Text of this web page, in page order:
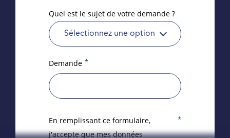
Quel est le sujet de votre demande ?
Sélectionnez une option
Demande *
En remplissant ce formulaire,
j'accepte que mes données
*